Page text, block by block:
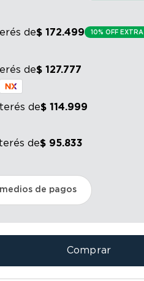
de$ 172.499 10% OFF EXTRA
de$ 127.777
de$ 114.999
de$ 95.833
de pagos
Comprar